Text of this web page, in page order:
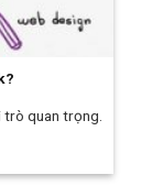
trò quan trọng.